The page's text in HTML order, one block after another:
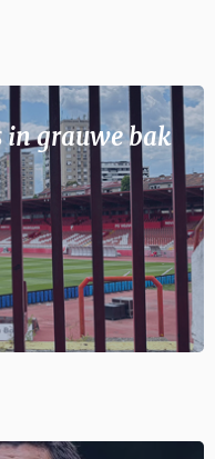
in grauwe bak